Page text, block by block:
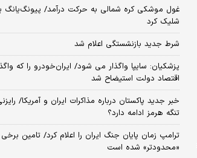
غول موشکی کره شمالی به حرکت درآمد/ پیونگ‌یانگ
شلیک کرد
شرط جدید بازنشستگی اعلام شد
پزشکیان: سایپا واگذار می شود/ ایران‌خودرو را که
اقتصاد دولت استیضاح شد
خبر جدید پاکستان درباره مذاکرات ایران و آمریکا/
تنگه هرمز ادامه دارد؟
ترامپ زمان پایان جنگ ایران را اعلام کرد/ تامین
«محدودتر» شده است